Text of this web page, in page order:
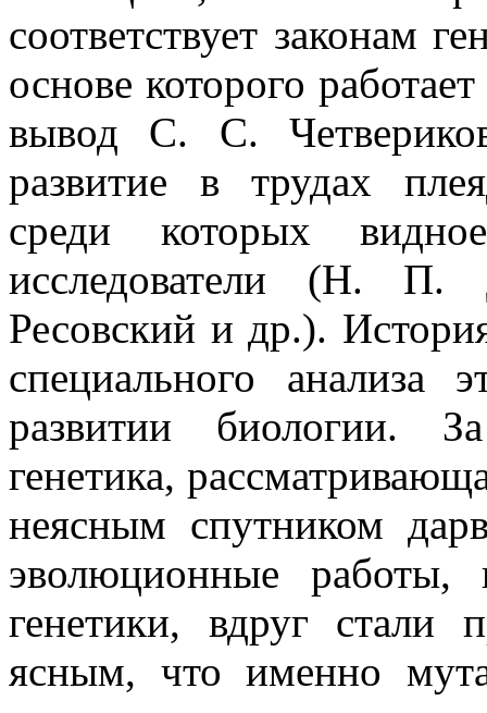
соответствует законам
основе которого
вывод С. С.
развитие в трудах
среди которых
исследователи (Н.
Ресовский и др.).
специального анализа
развитии биологии.
генетика,
неясным спутником
эволюционные работы,
генетики, вдруг стали
ясным, что именно